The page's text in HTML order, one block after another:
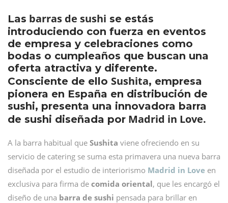
Las barras de sushi se estás
introduciendo con fuerza en eventos
de empresa y celebraciones como
bodas o cumpleaños que buscan una
oferta atractiva y diferente.
Consciente de ello Sushita, empresa
pionera en España en distribución de
sushi, presenta una innovadora barra
de sushi diseñada por Madrid in Love.
A la barra habitual que Sushita viene ofreciendo en su
servicio de catering se suma esta primavera una nueva barra
diseñada por el estudio de interiorismo Madrid in Love en
exclusiva para firma de comida oriental, que les encargó el
diseño de una barra de sushi pensada para brillar en